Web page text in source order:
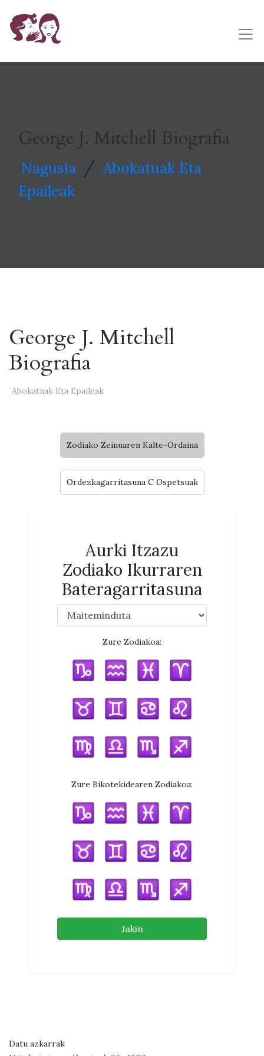
George J. Mitchell Biografia
Nagusia / Abokatuak Eta
Epaileak
George J. Mitchell
Biografia
Abokatuak Eta Epaileak
Zodiako Zeinuaren Kalte-Ordaina
Ordezkagarritasuna C Ospetsuak
Aurki Itzazu
Zodiako Ikurraren
Bateragarritasuna
Zure Zodiakoa:
Zure Bikotekidearen Zodiakoa:
Jakin
Datu azkarrak